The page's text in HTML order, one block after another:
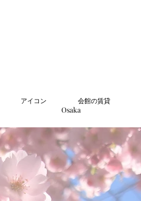
Osaka
アイコン 会館の賃貸